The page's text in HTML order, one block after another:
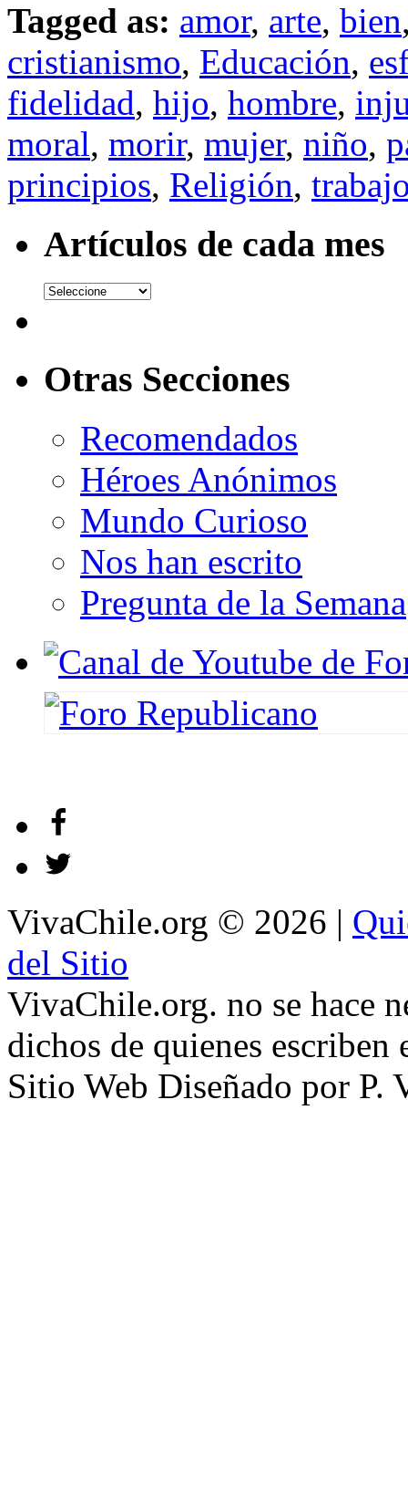
Tagged as: amor, arte, bien
cristianismo, Educación,
fidelidad, hijo, hombre,
moral, morir, mujer, niño,
principios, Religión,
Artículos de cada mes
Otras Secciones
Recomendados
Héroes Anónimos
Mundo Curioso
Nos han escrito
Pregunta de la Semana
VivaChile.org © 2026 |
del Sitio
VivaChile.org. no se hace
dichos de quienes escriben
Sitio Web Diseñado por